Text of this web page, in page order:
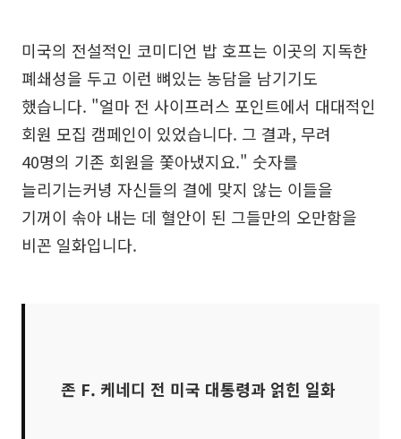
미국의 전설적인 코미디언 밥 호프는 이곳의 지독한
폐쇄성을 두고 이런 뼈있는 농담을 남기기도
했습니다. "얼마 전 사이프러스 포인트에서 대대적인
회원 모집 캠페인이 있었습니다. 그 결과, 무려
40명의 기존 회원을 쫓아냈지요." 숫자를
늘리기는커녕 자신들의 결에 맞지 않는 이들을
기꺼이 솎아 내는 데 혈안이 된 그들만의 오만함을
비꼰 일화입니다.
존 F. 케네디 전 미국 대통령과 얽힌 일화